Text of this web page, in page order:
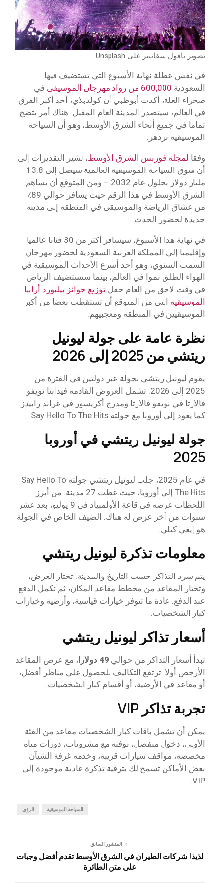
تصوير بافول سفانتنر على Unsplash
في نفس عطلة نهاية الأسبوع التي تستضيف فيها
السعودية 600,000 من رواد مهرجان الموسيقى
في
صحراء العلة، أكدت أبوظبي أن كولدبلاي، أحد أكبر الفرق
في العالم، سيتصدر المدينة العام المقبل. هناك أمر يتضح
تماما في جميع أنحاء الشرق الأوسط، وهو أن السياحة
الموسيقية تزدهر.
وفقا لمجلة فوربس الشرق الأوسط، تشير التقديرات إلى
أن سوق السياحة الموسيقية العالمية سيصل إلى 13.8
مليار دولار بحلول عام 2032 – ومن المتوقع أن يساهم
الشرق الأوسط في هذا الرقم حيث يسافر حوالي 89٪
من عشاق الرياضة والموسيقى في المنطقة إلى مدينة
جديدة لحضور الحدث.
في نهاية هذا الأسبوع، سيسافر أكثر من 30 فنانا عالميا
وإقليميا إلى المملكة العربية السعودية لحضور مهرجان
السمت السنوي، وهو أحد أسرع الأحداث الموسيقية في
الهواء الطلق نموا في العالم، بينما ستستضيف الرياض
في وقت لاحق من العام حفل توزيع جوائز بيلبورد أرابيا
الموسيقية التي من المتوقع أن تستقطب بعضا من أكبر
الموسيقيين في المنطقة ومعجبيهم.
نظرة عامة على جولة ليونيل
ريتشي من 2025 إلى 2026
يقوم ليونيل ريتشي بجولة عبر دولتين في الفترة من
2025 إلى 2026. تشمل العروض القادمة فيدانتا نويفو
فالارتا في نويفو فالارتا ومدرج أكريسور في غراند رابيدز.
كما يعود إلى أوروبا مع جولته Say Hello To The Hits.
جولة ليونيل ريتشي في أوروبا
2025
في عام 2025، جلب ليونيل ريتشي جولته Say Hello To
The Hits إلى أوروبا، حيث غطت 27 مدينة. من أبرز
اللحظات عرضه في قاعة الأولمبياد في 9 يوليو، بعد عشر
سنوات من آخر عرض له هناك. الضيف الخاص في الجولة
هو إيغي كيلي.
معلومات تذكرة ليونيل ريتشي
يتم سرد التذاكر حسب التاريخ والمدينة. تختار العرض،
وتختار المقاعد من مخطط مقاعد المكان، ثم تكمل الدفع
عند الدفع. عادة ما تتوفر خيارات قياسية، وأرضية وخيارات
كبار الشخصيات.
أسعار تذاكر ليونيل ريتشي
تبدأ أسعار التذاكر من حوالي 49 دولارا
، مع عرض المقاعد
الأرخص أولا. ترتفع التكاليف للحصول على مناظر أفضل،
أو مقاعد في الأرضية، أو أقسام كبار الشخصيات.
تجربة تذاكر VIP
يمكن أن تشمل باقات كبار الشخصيات مقاعد من الفئة
الأولى، دخول منفصل، بوفيه مع مشروبات، دورات مياه
مخصصة، مواقف سيارات قريبة، وخدمة غرفة الشيآن.
بعض الأماكن تسمح لك بترقية تذكرة عادية موجودة إلى
VIP.
الرؤى السياحة الموسيقية
المنشور السابق
لذيذ! شركات الطيران في الشرق الأوسط تقدم أفضل وجبات
على متن الطائرة